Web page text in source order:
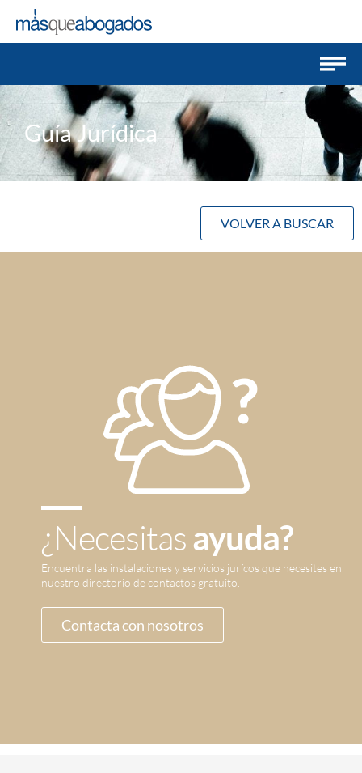
Guía Jurídica
VOLVER A BUSCAR
¿Necesitasayuda?
Encuentra las instalaciones y servicios jurícos que necesites en
nuestro directorio de contactos gratuito.
Contacta con nosotros